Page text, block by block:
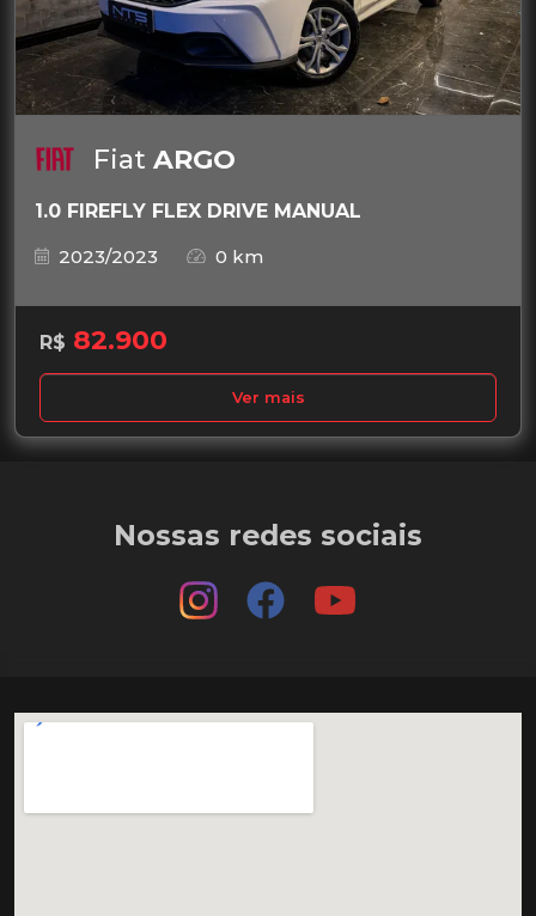
Fiat ARGO
1.0 FIREFLY FLEX DRIVE MANUAL
2023/2023
0 km
R$ 82.900
Ver mais
Nossas redes sociais